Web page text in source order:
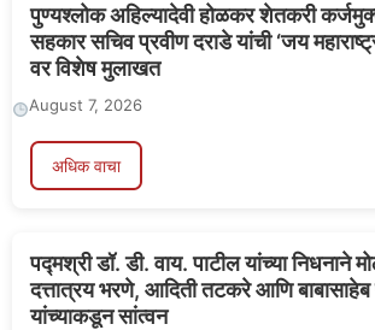
पुण्यश्लोक अहिल्यादेवी होळकर शेतकरी
सहकार सचिव प्रवीण दराडे यांची ‘जय
वर विशेष मुलाखत
August 7, 2026
अधिक वाचा
पद्मश्री डॉ. डी. वाय. पाटील यांच्या निधनाने
दत्तात्रय भरणे, आदिती तटकरे आणि बाबासाहेब
यांच्याकडून सांत्वन